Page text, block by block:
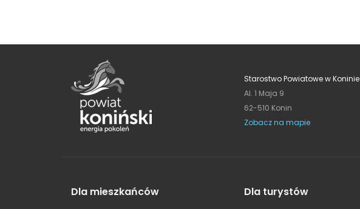
Starostwo Powiatowe w Koninie
Al. 1 Maja 9
62-510 Konin
Zobacz na mapie
Dla mieszkańców Dla turystów